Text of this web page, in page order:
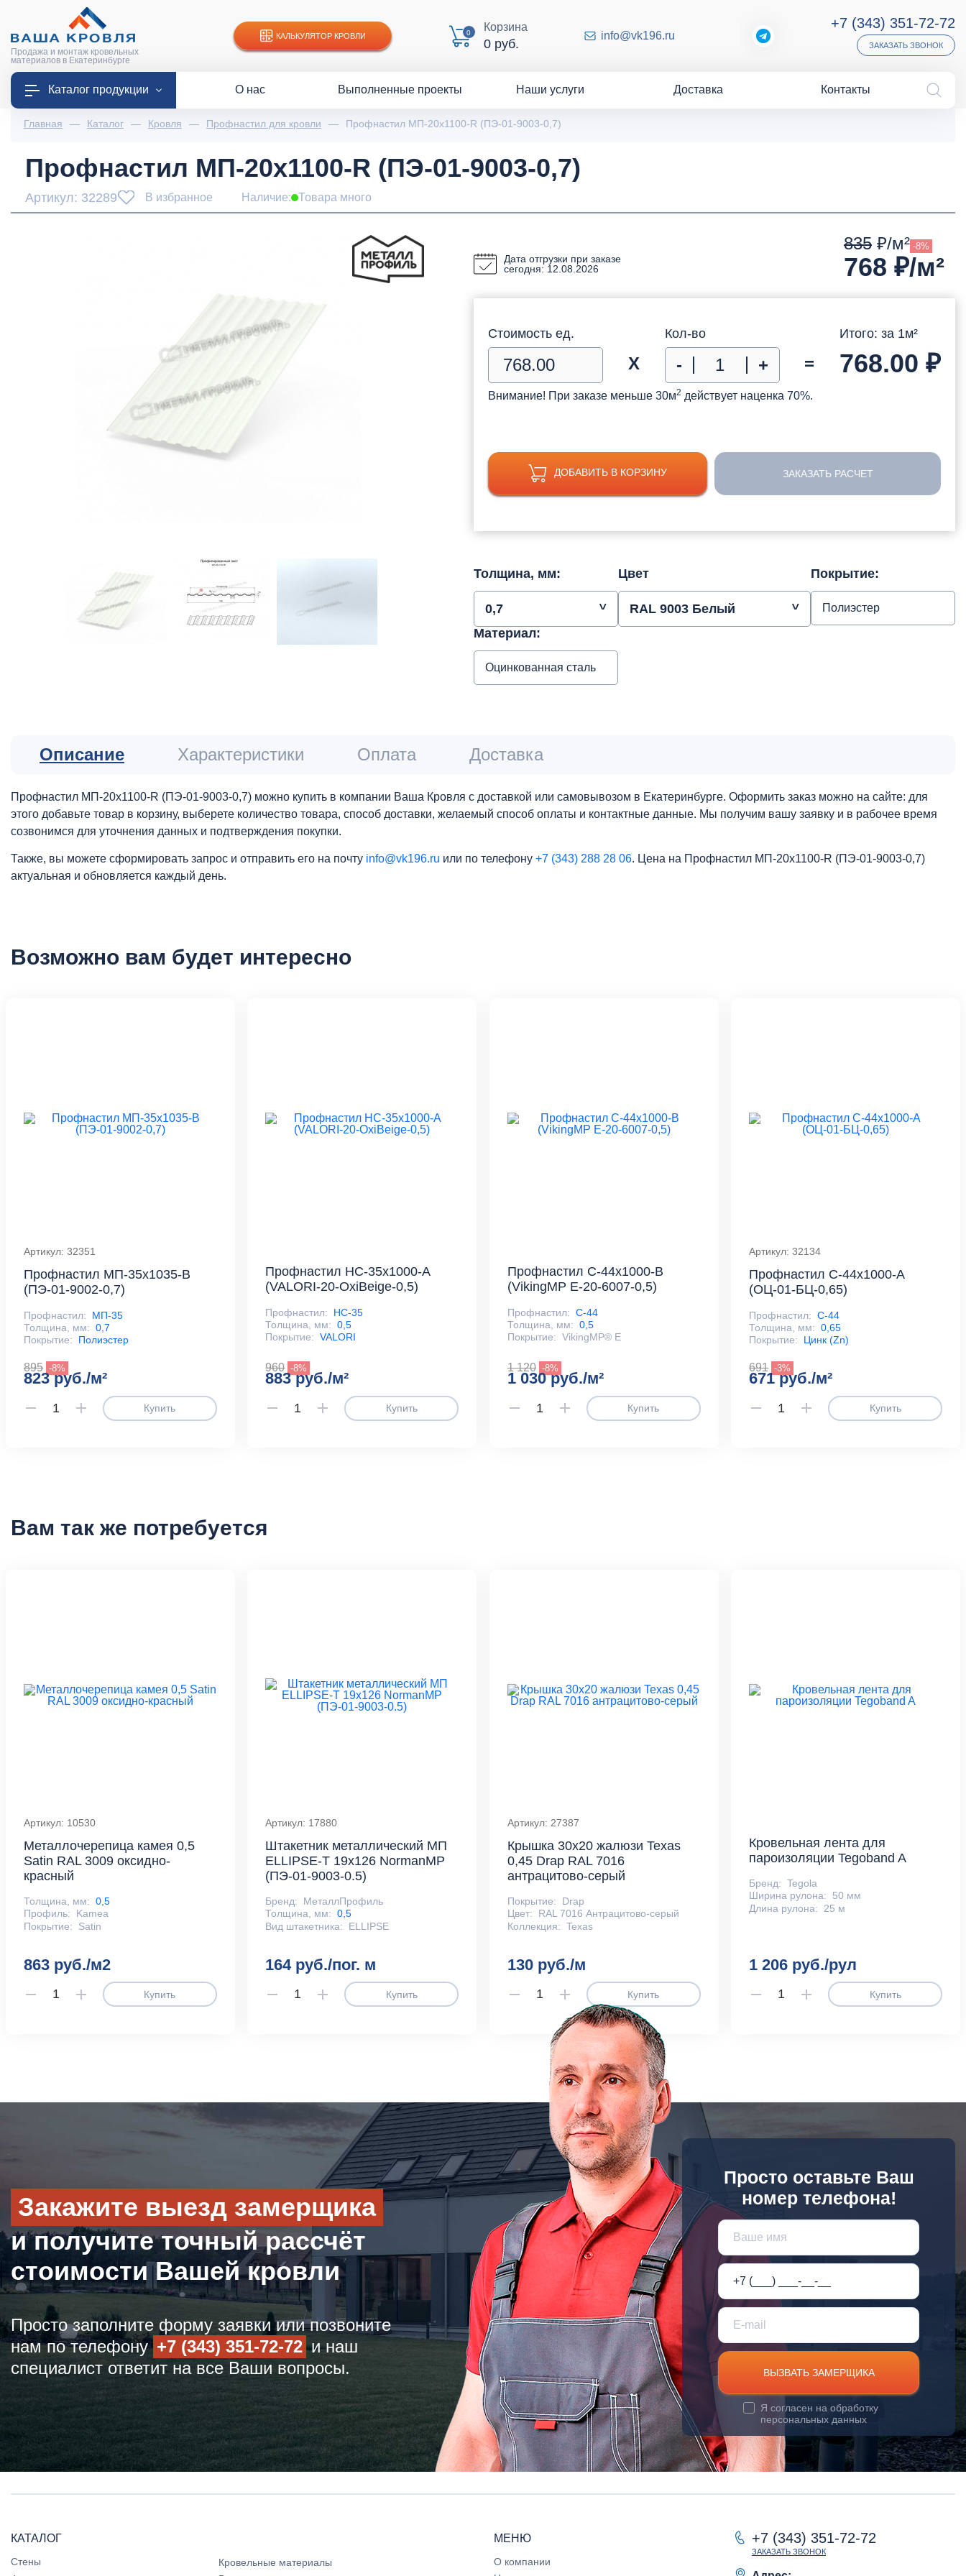
Продажа и монтаж кровельных
материалов в Екатеринбурге
КАЛЬКУЛЯТОР КРОВЛИ 0 Корзина
0 руб.
info@vk196.ru
+7 (343) 351-72-72
ЗАКАЗАТЬ ЗВОНОК
Каталог продукции О нас Выполненные проекты Наши услуги Доставка Контакты
Главная — Каталог — Кровля — Профнастил для кровли — Профнастил МП-20x1100-R (ПЭ-01-9003-0,7)
Профнастил МП-20x1100-R (ПЭ-01-9003-0,7)
Артикул: 32289 В избранное Наличие: Товара много
Дата отгрузки при заказе
сегодня: 12.08.2026
835 ₽/м² -8%
768 ₽/м²
Стоимость ед.
Х
Кол-во
- + =
Итого: за 1м²
768.00 ₽
Внимание! При заказе меньше 30м2 действует наценка 70%.
ДОБАВИТЬ В КОРЗИНУ ЗАКАЗАТЬ РАСЧЕТ
Толщина, мм:
0,7
Цвет
RAL 9003 Белый
Покрытие:
Полиэстер
Материал:
Оцинкованная сталь
Описание Характеристики Оплата Доставка
Профнастил МП-20x1100-R (ПЭ-01-9003-0,7) можно купить в компании Ваша Кровля с доставкой или самовывозом в Екатеринбурге. Оформить заказ можно на сайте: для
этого добавьте товар в корзину, выберете количество товара, способ доставки, желаемый способ оплаты и контактные данные. Мы получим вашу заявку и в рабочее время
созвонимся для уточнения данных и подтверждения покупки.
Также, вы можете сформировать запрос и отправить его на почту info@vk196.ru или по телефону +7 (343) 288 28 06. Цена на Профнастил МП-20x1100-R (ПЭ-01-9003-0,7)
актуальная и обновляется каждый день.
Возможно вам будет интересно
Артикул: 32351
Профнастил МП-35x1035-B
(ПЭ-01-9002-0,7)
Профнастил:
МП-35
Толщина, мм: 0,7
Покрытие:
Полиэстер
895 -8%
823 руб./м²
Купить
Профнастил HC-35х1000-A
(VALORI-20-OxiBеige-0,5)
Профнастил:
НС-35
Толщина, мм: 0,5
Покрытие: VALORI
960 -8%
883 руб./м²
Купить
Профнастил С-44x1000-B
(VikingMP E-20-6007-0,5)
Профнастил: С-44
Толщина, мм: 0,5
Покрытие: VikingMP® E
1 120 -8%
1 030 руб./м²
Купить
Артикул: 32134
Профнастил С-44x1000-A
(ОЦ-01-БЦ-0,65)
Профнастил: С-44
Толщина, мм: 0,65
Покрытие:
Цинк (Zn)
691 -3%
671 руб./м²
Купить
Вам так же потребуется
Артикул: 10530
Металлочерепица камея 0,5
Satin RAL 3009 оксидно-
красный
Толщина, мм: 0,5
Профиль:
Kamea
Покрытие:
Satin
863 руб./м2
Купить
Артикул: 17880
Штакетник металлический МП
ELLIPSE-T 19х126 NormanMP
(ПЭ-01-9003-0.5)
Бренд:
МеталлПрофиль
Толщина, мм: 0,5
Вид штакетника:
ELLIPSE
164 руб./пог. м
Купить
Артикул: 27387
Крышка 30х20 жалюзи Texas
0,45 Drap RAL 7016
антрацитово-серый
Покрытие:
Drap
Цвет:
RAL 7016 Антрацитово-серый
Коллекция: Texas
130 руб./м
Купить
Кровельная лента для
пароизоляции Tegoband A
Бренд: Tegola
Ширина рулона:
50 мм
Длина рулона:
25 м
1 206 руб./рул
Купить
Закажите выезд замерщика
и получите точный рассчёт
стоимости Вашей кровли
Просто заполните форму заявки или позвоните
нам по телефону +7 (343) 351-72-72и наш
специалист ответит на все Ваши вопросы.
Просто оставьте Ваш
номер телефона!
ВЫЗВАТЬ ЗАМЕРЩИКА
Я согласен на обработку
персональных данных
КАТАЛОГ
Стены
Кровельные материалы
МЕНЮ
О компании
+7 (343) 351-72-72
ЗАКАЗАТЬ ЗВОНОК